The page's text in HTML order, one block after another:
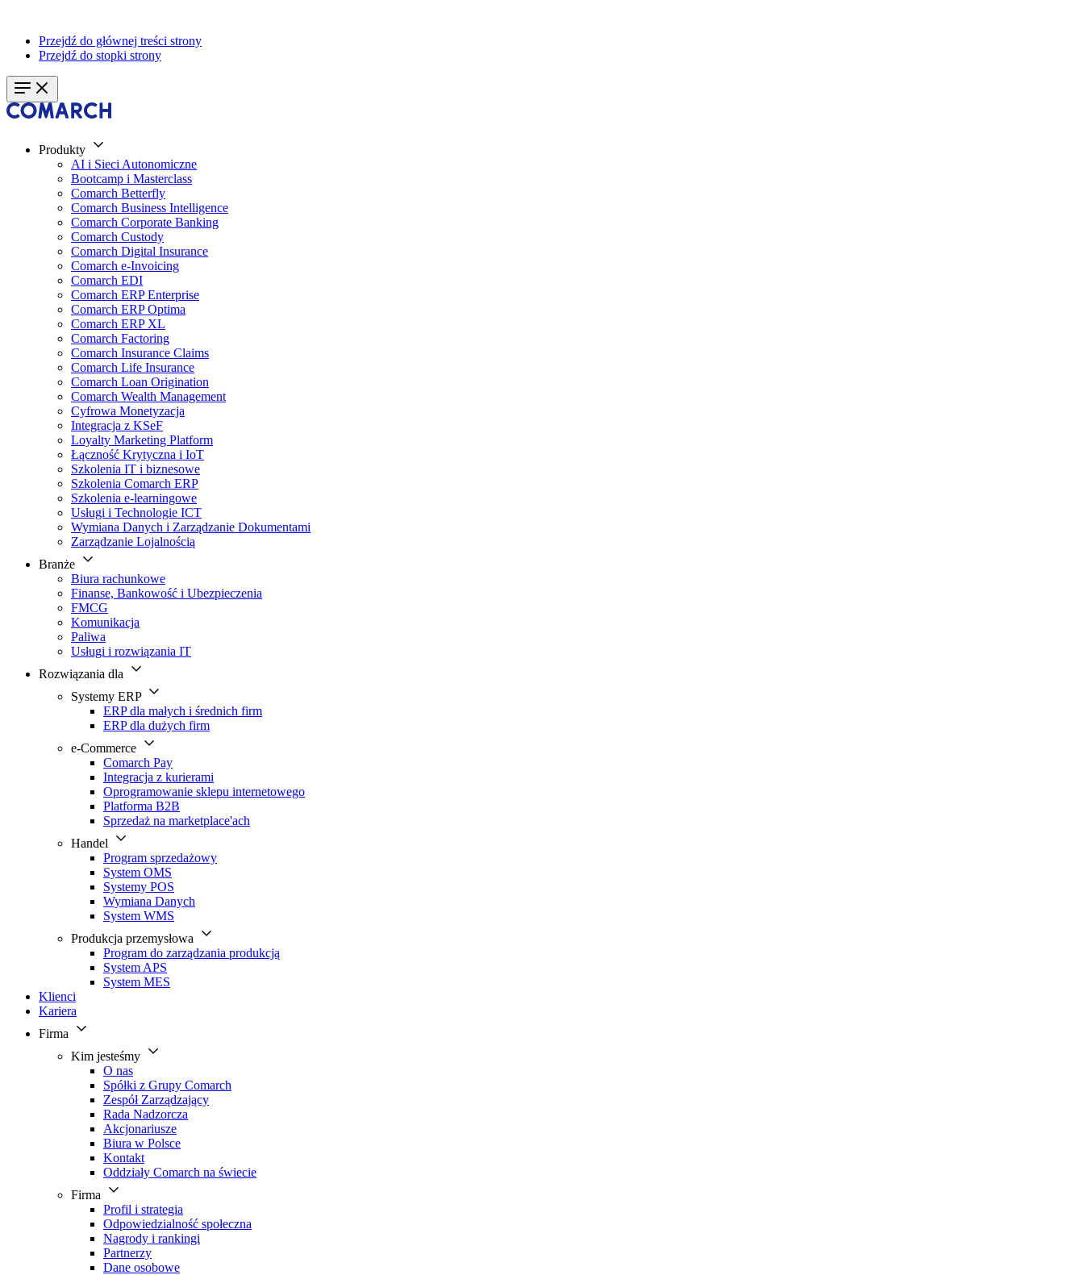
Przejdź do głównej treści strony
Przejdź do stopki strony
Produkty
AI i Sieci Autonomiczne
Bootcamp i Masterclass
Comarch Betterfly
Comarch Business Intelligence
Comarch Corporate Banking
Comarch Custody
Comarch Digital Insurance
Comarch e-Invoicing
Comarch EDI
Comarch ERP Enterprise
Comarch ERP Optima
Comarch ERP XL
Comarch Factoring
Comarch Insurance Claims
Comarch Life Insurance
Comarch Loan Origination
Comarch Wealth Management
Cyfrowa Monetyzacja
Integracja z KSeF
Loyalty Marketing Platform
Łączność Krytyczna i IoT
Szkolenia IT i biznesowe
Szkolenia Comarch ERP
Szkolenia e-learningowe
Usługi i Technologie ICT
Wymiana Danych i Zarządzanie Dokumentami
Zarządzanie Lojalnością
Branże
Biura rachunkowe
Finanse, Bankowość i Ubezpieczenia
FMCG
Komunikacja
Paliwa
Usługi i rozwiązania IT
Rozwiązania dla
Systemy ERP
ERP dla małych i średnich firm
ERP dla dużych firm
e-Commerce
Comarch Pay
Integracja z kurierami
Oprogramowanie sklepu internetowego
Platforma B2B
Sprzedaż na marketplace'ach
Handel
Program sprzedażowy
System OMS
Systemy POS
Wymiana Danych
System WMS
Produkcja przemysłowa
Program do zarządzania produkcją
System APS
System MES
Klienci
Kariera
Firma
Kim jesteśmy
O nas
Spółki z Grupy Comarch
Zespół Zarządzający
Rada Nadzorcza
Akcjonariusze
Biura w Polsce
Kontakt
Oddziały Comarch na świecie
Firma
Profil i strategia
Odpowiedzialność społeczna
Nagrody i rankingi
Partnerzy
Dane osobowe